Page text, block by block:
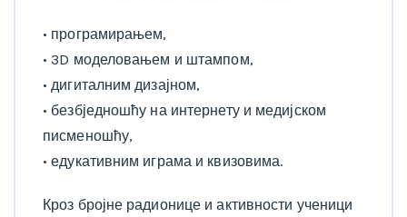
• програмирањем,
• 3D моделовањем и штампом,
• дигиталним дизајном,
• безбједношћу на интернету и медијском
писменошћу,
• едукативним играма и квизовима.
Кроз бројне радионице и активности ученици